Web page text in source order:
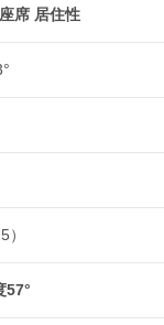
席 居住性
57°